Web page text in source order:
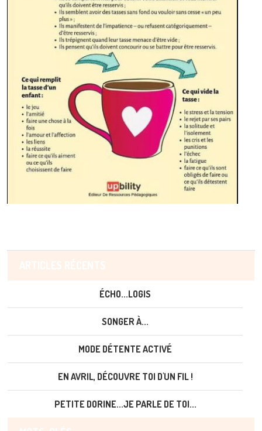
ÉCHO...LOGIS
SONGER À...
MODE DÉTENTE ACTIVÉ
EN AVRIL, DÉCOUVRE TOI D'UN FIL !
PETITE DORINE...JE PARLE DE TOI...